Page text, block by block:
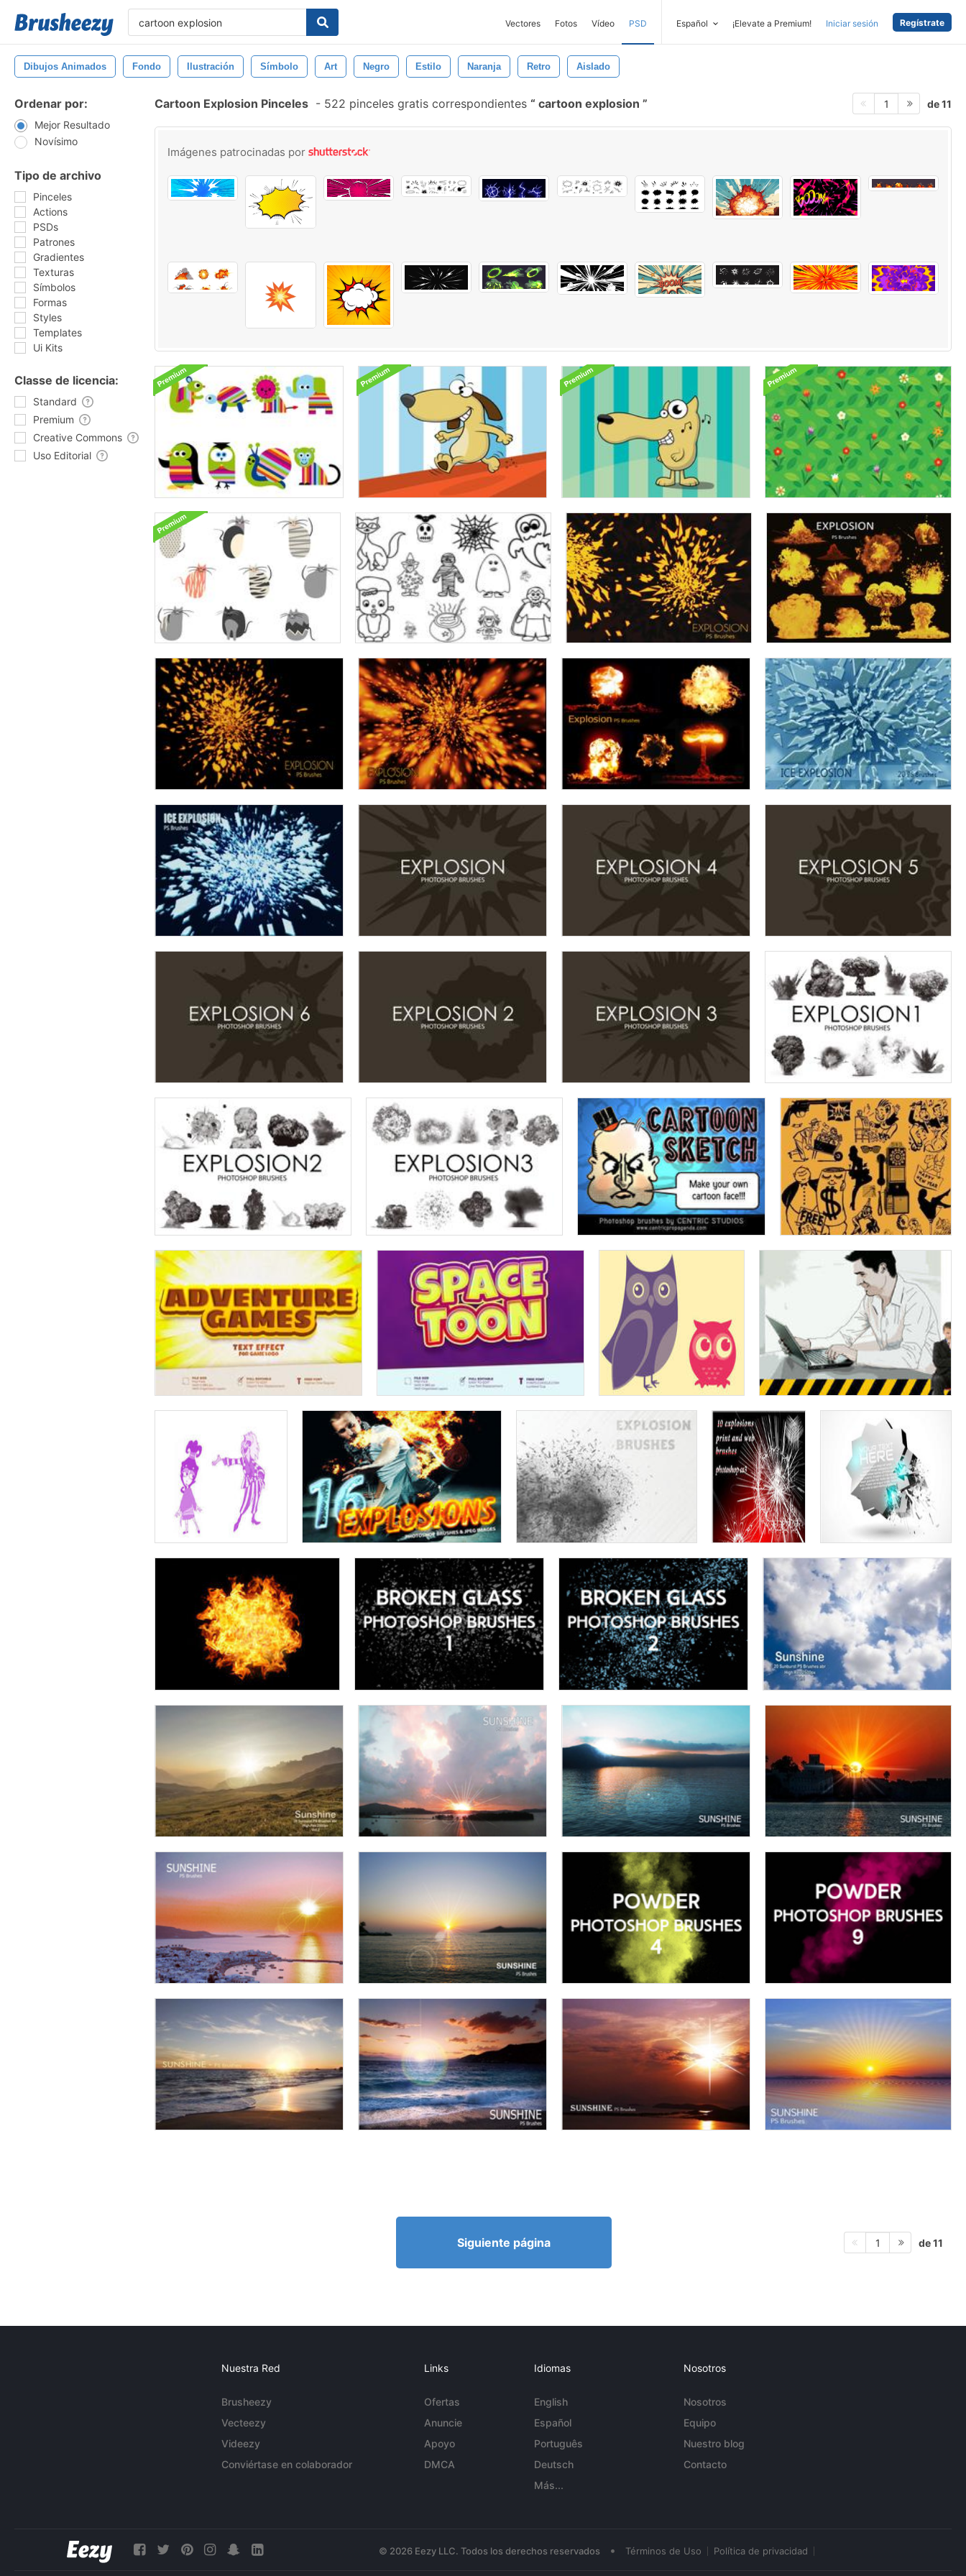
Vectores Fotos Vídeo PSD Español ¡Elevate a Premium! Iniciar sesión Regístrate
Dibujos Animados Fondo Ilustración Símbolo Art Negro Estilo Naranja Retro Aislado
Ordenar por:
Mejor Resultado
Novísimo
Tipo de archivo
Pinceles
Actions
PSDs
Patrones
Gradientes
Texturas
Símbolos
Formas
Styles
Templates
Ui Kits
Classe de licencia:
Standard
Premium
Creative Commons
Uso Editorial
Cartoon Explosion Pinceles - 522 pinceles gratis correspondientes cartoon explosion 1 de 11
Imágenes patrocinadas por
Siguiente página 1 de 11
Nuestra Red
Brusheezy
Vecteezy
Videezy
Conviértase en colaborador
Links
Ofertas
Anuncie
Apoyo
DMCA
Idiomas
English
Español
Português
Deutsch
Más...
Nosotros
Nosotros
Equipo
Nuestro blog
Contacto
© 2026 Eezy LLC. Todos los derechos reservados • Términos de Uso Política de privacidad